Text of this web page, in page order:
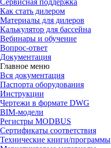
Сервисная поддержка
Как стать дилером
Материалы для дилеров
Калькулятор для бассейна
Вебинары и обучение
Вопрос-ответ
Документация
Главное меню
Вся документация
Паспорта оборудования
Инструкции
Чертежи в формате DWG
BIM-модели
Регистры MODBUS
Сертификаты соответствия
Технические книги/программы